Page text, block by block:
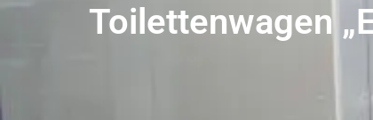
Toilettenwagen